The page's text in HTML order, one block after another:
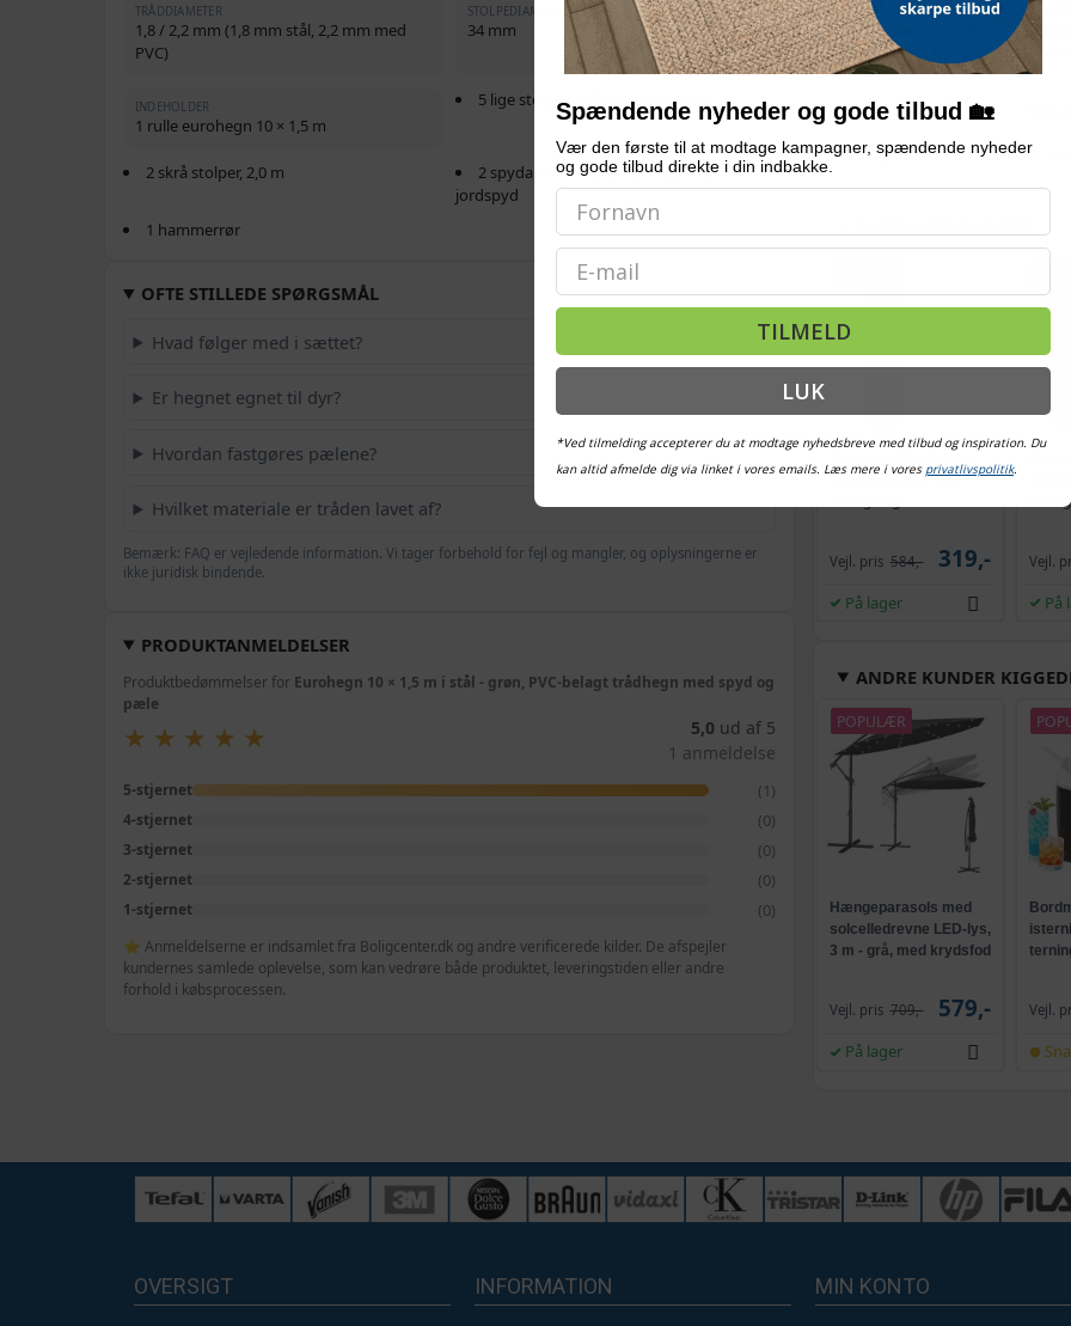
TRÅDDIAMETER
1,8 / 2,2 mm (1,8 mm stål, 2,2 mm med
PVC)
STOLPEDIAMETER
34 mm
INDEHOLDER
1 rulle eurohegn 10 × 1,5 m
5 lige stolper, 1,67 m + 5 jordspyd
2 skrå stolper, 2,0 m
2 spydankre med stolpeholder til
jordspyd
1 hammerrør
OFTE STILLEDE SPØRGSMÅL
Hvad følger med i sættet?
Er hegnet egnet til dyr?
Hvordan fastgøres pælene?
Hvilket materiale er tråden lavet af?
Bemærk: FAQ er vejledende information. Vi tager forbehold for fejl og mangler, og oplysningerne er
ikke juridisk bindende.
PRODUKTANMELDELSER
Produktbedømmelser for Eurohegn 10 × 1,5 m i stål - grøn, PVC-belagt trådhegn med spyd og
pæle
★
★ ★
★ ★
★ ★
★ ★
★ 5,0 ud af 5
1 anmeldelse
5-stjernet (1)
4-stjernet (0)
3-stjernet (0)
2-stjernet (0)
1-stjernet (0)
⭐ Anmeldelserne er indsamlet fra Boligcenter.dk og andre verificerede kilder. De afspejler
kundernes samlede oplevelse, som kan vedrøre både produktet, leveringstiden eller andre
forhold i købsprocessen.
Hængeparasols med
solcelledrevne LED-lys,
3 m - grå, med krydsfod
og krank, UPF 50+
Vejl. pris 709,- 579,-
På lager
ståltråd, grøn PVC-
Vejl. pris 584,- 319,-
På lager
Vejl.
På
ANDRE KUNDER
POPULÆR
Hængeparasols med
solcelledrevne LED-lys,
3 m - grå, med krydsfod
Vejl. pris 709,- 579,-
På lager
Vejl.
OVERSIGT INFORMATION MIN KONTO
Spændende nyheder og gode tilbud 🏡
Vær den første til at modtage kampagner, spændende nyheder
og gode tilbud direkte i din indbakke.
Email
TILMELD
LUK
*Ved tilmelding accepterer du at modtage nyhedsbreve med tilbud og inspiration. Du
kan altid afmelde dig via linket i vores emails. Læs mere i vores privatlivspolitik.